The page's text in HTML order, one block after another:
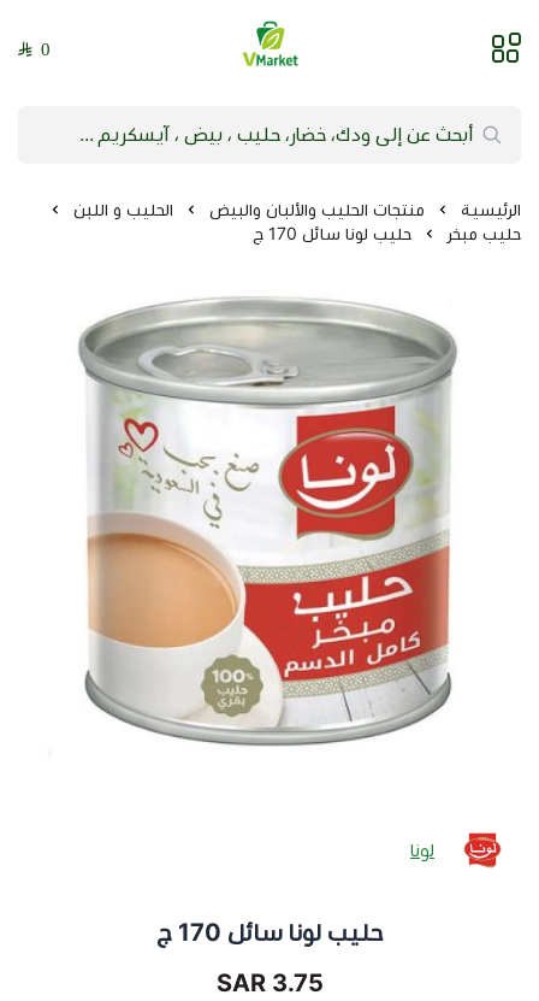
فيلج ماركت | VMarket
0
الرئيسية منتجات الحليب والألبان والبيض
الحليب و اللبن
حليب مبخر
حليب لونا سائل 170 ج
لونا
حليب لونا سائل 170 ج
3.75 SAR